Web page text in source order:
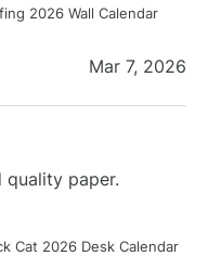
2026 Wall Calendar
Mar 7, 2026
quality paper.
Cat 2026 Desk Calendar